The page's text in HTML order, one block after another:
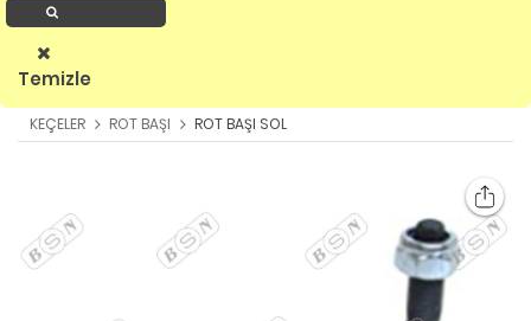
Ürün Ara
Temizle
KEÇELER ROT BAŞI ROT BAŞI SOL